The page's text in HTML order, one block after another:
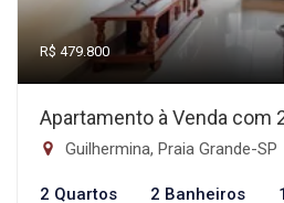
R$ 479.800
Apartamento à Venda com
Guilhermina, Praia Grande-SP
2 Quartos 2 Banheiros